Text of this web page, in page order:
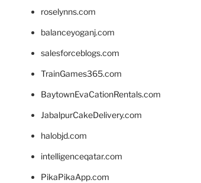
roselynns.com
balanceyoganj.com
salesforceblogs.com
TrainGames365.com
BaytownEvaCationRentals.com
JabalpurCakeDelivery.com
halobjd.com
intelligenceqatar.com
PikaPikaApp.com